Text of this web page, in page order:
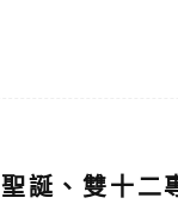
聖誕、雙十二